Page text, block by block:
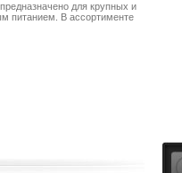
для крупных и
питанием. В ассортименте